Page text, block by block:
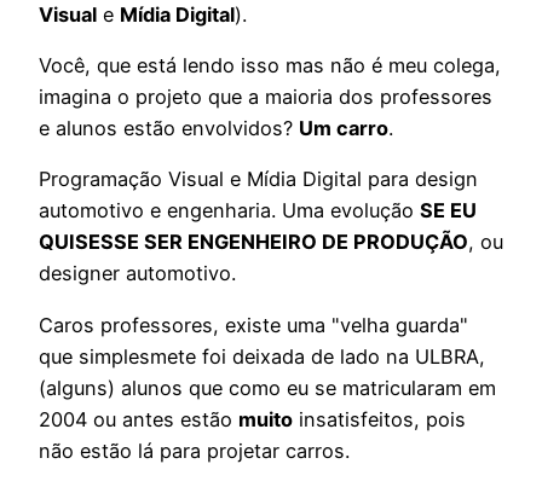
Visual e Mídia Digital).
Você, que está lendo isso mas não é meu colega,
imagina o projeto que a maioria dos professores
e alunos estão envolvidos? Um carro.
Programação Visual e Mídia Digital para design
automotivo e engenharia. Uma evolução SE EU
QUISESSE SER ENGENHEIRO DE PRODUÇÃO, ou
designer automotivo.
Caros professores, existe uma "velha guarda"
que simplesmete foi deixada de lado na ULBRA,
(alguns) alunos que como eu se matricularam em
2004 ou antes estão muito insatisfeitos, pois
não estão lá para projetar carros.